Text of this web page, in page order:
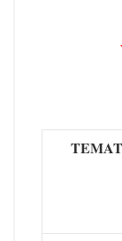
TEMAT